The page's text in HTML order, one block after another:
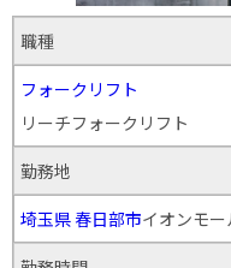
職種
フォークリフト
リーチフォークリフト
勤務地
埼玉県 春日部市イオンモ